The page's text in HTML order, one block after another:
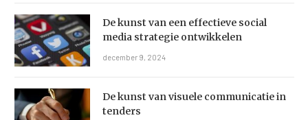
De kunst van een effectieve social
media strategie ontwikkelen
december 9, 2024
De kunst van visuele communicatie in
tenders